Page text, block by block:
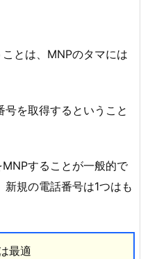
とは、MNPのタマには
を取得するということ
することが一般的で
規の電話番号は1つはも
最適